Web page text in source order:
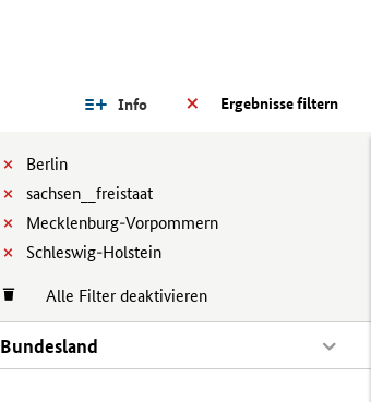
Ergebnisse filtern
Info
Berlin
sachsen__freistaat
Mecklenburg-Vorpommern
Schleswig-Holstein
Alle Filter deaktivieren
Bundesland